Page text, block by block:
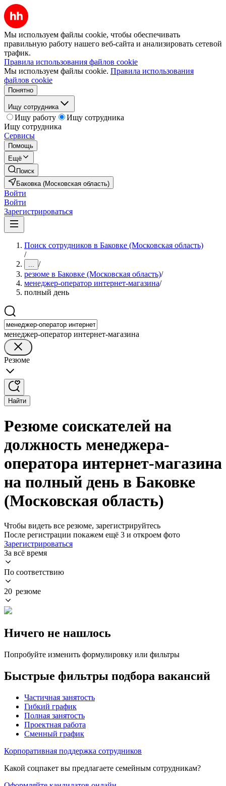
Мы используем файлы cookie, чтобы обеспечивать
правильную работу нашего веб-сайта и анализировать сетевой
трафик.
Правила использования файлов cookie
Мы используем файлы cookie. Правила использования
файлов cookie
Понятно
Ищу сотрудника
Ищу работу
Ищу сотрудника
Ищу сотрудника
Сервисы
Помощь
Ещё
Поиск
Баковка (Московская область)
Войти
Войти
Зарегистрироваться
Поиск сотрудников в Баковке (Московская область)
/
... /
резюме в Баковке (Московская область)/
менеджер-оператор интернет-магазина/
полный день
менеджер-оператор интернет-магазина
Резюме
Найти
Резюме соискателей на
должность менеджера-
оператора интернет-магазина
на полный день в Баковке
(Московская область)
Чтобы видеть все резюме, зарегистрируйтесь
После регистрации покажем ещё 3 и откроем фото
Зарегистрироваться
За всё время
По соответствию
20 резюме
Ничего не нашлось
Попробуйте изменить формулировку или фильтры
Быстрые фильтры подбора вакансий
Частичная занятость
Гибкий график
Полная занятость
Проектная работа
Сменный график
Корпоративная поддержка сотрудников
Какой соцпакет вы предлагаете семейным сотрудникам?